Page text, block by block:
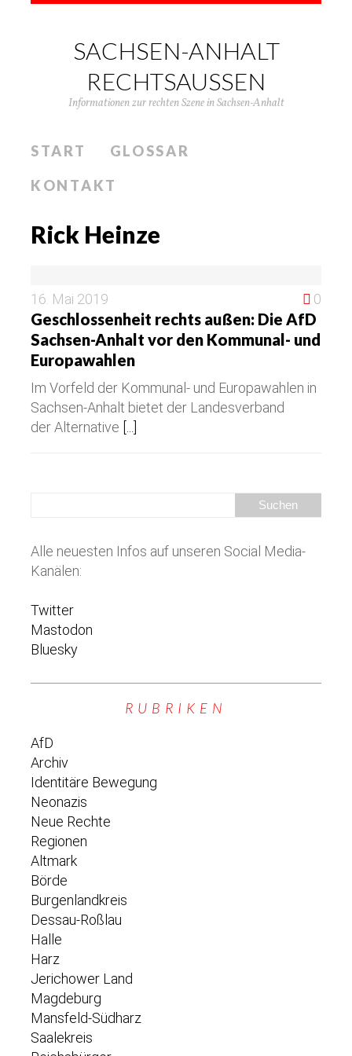
SACHSEN-ANHALT
RECHTSAUSSEN
Informationen zur rechten Szene in Sachsen-Anhalt
START
GLOSSAR
KONTAKT
Rick Heinze
16. Mai 2019 0
Geschlossenheit rechts außen: Die AfD
Sachsen-Anhalt vor den Kommunal- und
Europawahlen
Im Vorfeld der Kommunal- und Europawahlen in
Sachsen-Anhalt bietet der Landesverband
der Alternative
Alle neuesten Infos auf unseren Social Media-
Kanälen:
Twitter
Mastodon
Bluesky
RUBRIKEN
AfD
Archiv
Identitäre Bewegung
Neonazis
Neue Rechte
Regionen
Altmark
Börde
Burgenlandkreis
Dessau-Roßlau
Halle
Harz
Jerichower Land
Magdeburg
Mansfeld-Südharz
Saalekreis